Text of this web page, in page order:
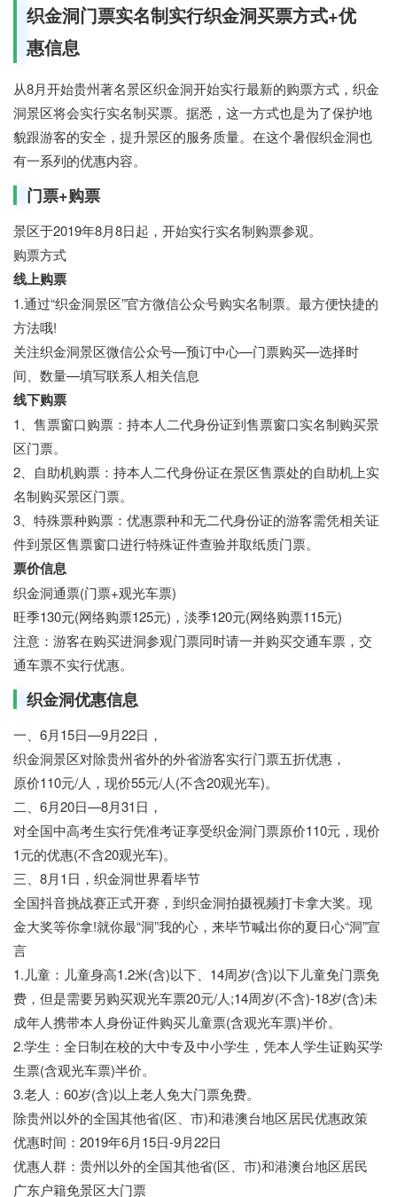
织金洞门票实名制实行织金洞买票方式+优
惠信息
从8月开始贵州著名景区织金洞开始实行最新的购票方式，织金
洞景区将会实行实名制买票。据悉，这一方式也是为了保护地
貌跟游客的安全，提升景区的服务质量。在这个暑假织金洞也
有一系列的优惠内容。
门票+购票
景区于2019年8月8日起，开始实行实名制购票参观。
购票方式
线上购票
1.通过“织金洞景区”官方微信公众号购实名制票。最方便快捷的
方法哦!
关注织金洞景区微信公众号—预订中心—门票购买—选择时
间、数量—填写联系人相关信息
线下购票
1、售票窗口购票：持本人二代身份证到售票窗口实名制购买景
区门票。
2、自助机购票：持本人二代身份证在景区售票处的自助机上实
名制购买景区门票。
3、特殊票种购票：优惠票种和无二代身份证的游客需凭相关证
件到景区售票窗口进行特殊证件查验并取纸质门票。
票价信息
织金洞通票(门票+观光车票)
旺季130元(网络购票125元)，淡季120元(网络购票115元)
注意：游客在购买进洞参观门票同时请一并购买交通车票，交
通车票不实行优惠。
织金洞优惠信息
一、6月15日—9月22日，
织金洞景区对除贵州省外的外省游客实行门票五折优惠，
原价110元/人，现价55元/人(不含20观光车)。
二、6月20日—8月31日，
对全国中高考生实行凭准考证享受织金洞门票原价110元，现价
1元的优惠(不含20观光车)。
三、8月1日，织金洞世界看毕节
全国抖音挑战赛正式开赛，到织金洞拍摄视频打卡拿大奖。现
金大奖等你拿!就你最“洞”我的心，来毕节喊出你的夏日心“洞”宣
言
1.儿童：儿童身高1.2米(含)以下、14周岁(含)以下儿童免门票免
费，但是需要另购买观光车票20元/人;14周岁(不含)-18岁(含)未
成年人携带本人身份证件购买儿童票(含观光车票)半价。
2.学生：全日制在校的大中专及中小学生，凭本人学生证购买学
生票(含观光车票)半价。
3.老人：60岁(含)以上老人免大门票免费。
除贵州以外的全国其他省(区、市)和港澳台地区居民优惠政策
优惠时间：2019年6月15日-9月22日
优惠人群：贵州以外的全国其他省(区、市)和港澳台地区居民
广东户籍免景区大门票